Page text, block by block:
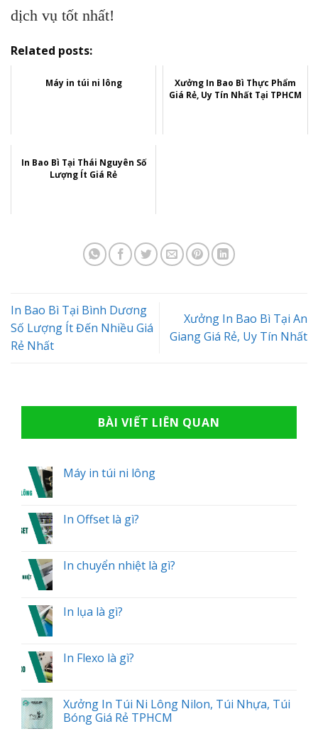
dịch vụ tốt nhất!
Related posts:
Máy in túi ni lông
Xưởng In Bao Bì Thực Phẩm
Giá Rẻ, Uy Tín Nhất Tại TPHCM
In Bao Bì Tại Thái Nguyên Số
Lượng Ít Giá Rẻ
In Bao Bì Tại Bình Dương
Số Lượng Ít Đến Nhiều Giá
Rẻ Nhất
Xưởng In Bao Bì Tại An
Giang Giá Rẻ, Uy Tín Nhất
BÀI VIẾT LIÊN QUAN
Máy in túi ni lông
In Offset là gì?
In chuyển nhiệt là gì?
In lụa là gì?
In Flexo là gì?
Xưởng In Túi Ni Lông Nilon, Túi Nhựa, Túi
Bóng Giá Rẻ TPHCM